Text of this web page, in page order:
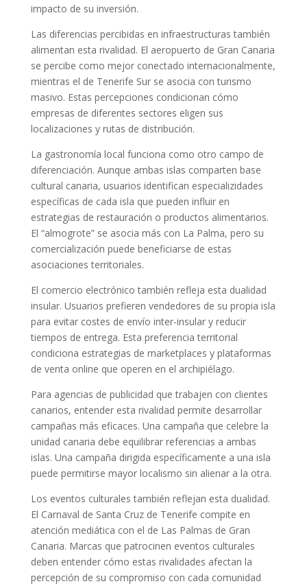
impacto de su inversión.
Las diferencias percibidas en infraestructuras también
alimentan esta rivalidad. El aeropuerto de Gran Canaria
se percibe como mejor conectado internacionalmente,
mientras el de Tenerife Sur se asocia con turismo
masivo. Estas percepciones condicionan cómo
empresas de diferentes sectores eligen sus
localizaciones y rutas de distribución.
La gastronomía local funciona como otro campo de
diferenciación. Aunque ambas islas comparten base
cultural canaria, usuarios identifican especializidades
específicas de cada isla que pueden influir en
estrategias de restauración o productos alimentarios.
El “almogrote” se asocia más con La Palma, pero su
comercialización puede beneficiarse de estas
asociaciones territoriales.
El comercio electrónico también refleja esta dualidad
insular. Usuarios prefieren vendedores de su propia isla
para evitar costes de envío inter-insular y reducir
tiempos de entrega. Esta preferencia territorial
condiciona estrategias de marketplaces y plataformas
de venta online que operen en el archipiélago.
Para agencias de publicidad que trabajen con clientes
canarios, entender esta rivalidad permite desarrollar
campañas más eficaces. Una campaña que celebre la
unidad canaria debe equilibrar referencias a ambas
islas. Una campaña dirigida específicamente a una isla
puede permitirse mayor localismo sin alienar a la otra.
Los eventos culturales también reflejan esta dualidad.
El Carnaval de Santa Cruz de Tenerife compite en
atención mediática con el de Las Palmas de Gran
Canaria. Marcas que patrocinen eventos culturales
deben entender cómo estas rivalidades afectan la
percepción de su compromiso con cada comunidad